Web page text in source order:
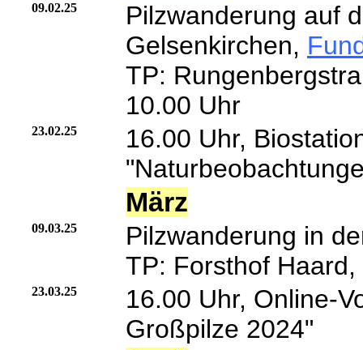
09.02.25
Pilzwanderung auf
Gelsenkirchen,
TP:
10.00 Uhr
23.02.25
16.00 Uhr,
März
09.03.25
Pilzwanderung in
TP: Forsthof
23.03.25
16.00 Uhr, Online-
Großpilze 2024"